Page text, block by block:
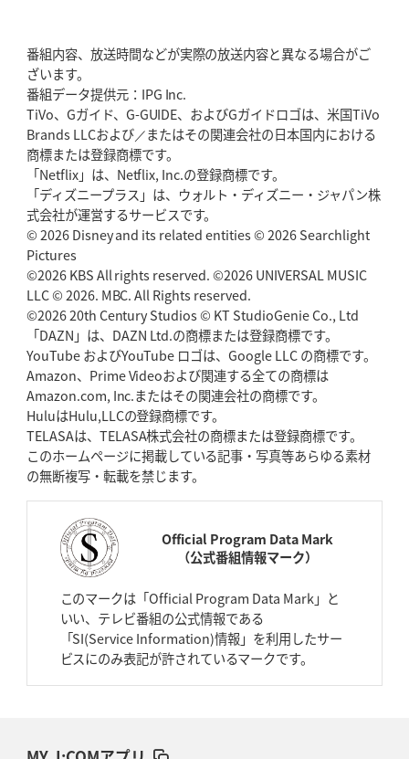
番組内容、放送時間などが実際の放送内容と異なる場合がご
ざいます。
番組データ提供元：IPG Inc.
TiVo、Gガイド、G-GUIDE、およびGガイドロゴは、米国TiVo
Brands LLCおよび／またはその関連会社の日本国内における
商標または登録商標です。
「Netflix」は、Netflix, Inc.の登録商標です。
「ディズニープラス」は、ウォルト・ディズニー・ジャパン株
式会社が運営するサービスです。
© 2026 Disney and its related entities © 2026 Searchlight
Pictures
©2026 KBS All rights reserved. ©2026 UNIVERSAL MUSIC
LLC © 2026. MBC. All Rights reserved.
©2026 20th Century Studios © KT StudioGenie Co., Ltd
「DAZN」は、DAZN Ltd.の商標または登録商標です。
YouTube およびYouTube ロゴは、Google LLC の商標です。
Amazon、Prime Videoおよび関連する全ての商標は
Amazon.com, Inc.またはその関連会社の商標です。
HuluはHulu,LLCの登録商標です。
TELASAは、TELASA株式会社の商標または登録商標です。
このホームページに掲載している記事・写真等あらゆる素材
の無断複写・転載を禁じます。
Official Program Data Mark
（公式番組情報マーク）
このマークは「Official Program Data Mark」と
いい、テレビ番組の公式情報である
「SI(Service Information)情報」を利用したサー
ビスにのみ表記が許されているマークです。